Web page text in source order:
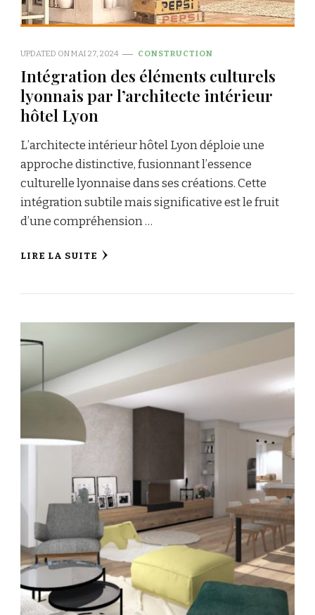
UPDATED ONMAI 27, 2024 CONSTRUCTION
Intégration des éléments culturels
lyonnais par l’architecte intérieur
hôtel Lyon
L’architecte intérieur hôtel Lyon déploie une
approche distinctive, fusionnant l’essence
culturelle lyonnaise dans ses créations. Cette
intégration subtile mais significative est le fruit
d’une compréhension …
LIRE LA SUITE